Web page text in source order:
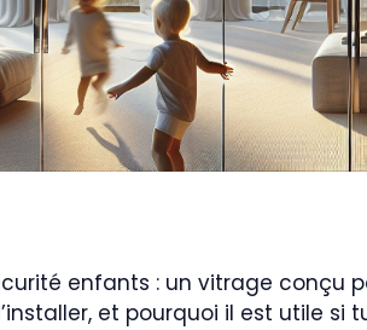
enfants : un vitrage conçu
et pourquoi il est utile si